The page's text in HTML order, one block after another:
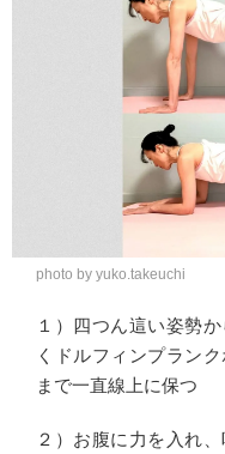
photo by yuko.takeuchi
１）四つん這い姿勢
くドルフィンプラン
まで一直線上に保つ
２）お腹に力を入れ